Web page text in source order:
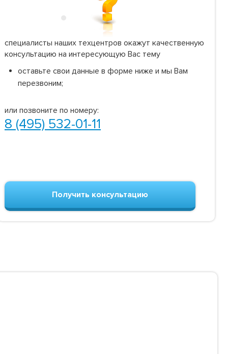
специалисты наших техцентров окажут качественную
консультацию на интересующую Вас тему
оставьте свои данные в форме ниже и мы Вам
перезвоним;
или позвоните по номеру:
8 (495) 532-01-11
Получить консультацию